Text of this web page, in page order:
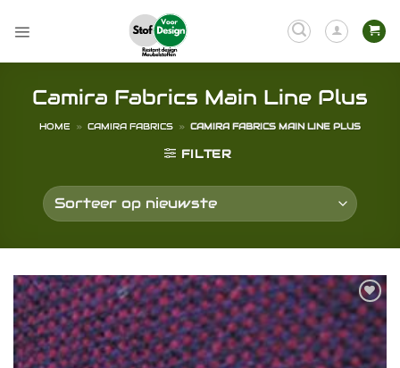
naar
Camira Fabrics Main Line Plus
HOME » CAMIRA FABRICS » CAMIRA FABRICS MAIN LINE PLUS
FILTER
Toevoegen
aan
verlanglijst